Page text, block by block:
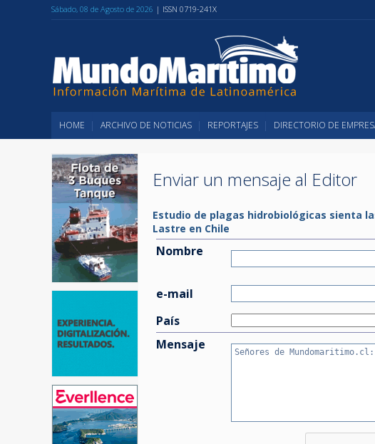
Sábado, 08 de Agosto de 2026 | ISSN 0719-241X
HOME ARCHIVO DE NOTICIAS REPORTAJES DIRECTORIO DE
Enviar un mensaje al Editor
Estudio de plagas hidrobiológicas sienta
Lastre en Chile
Nombre
e-mail
País
Mensaje